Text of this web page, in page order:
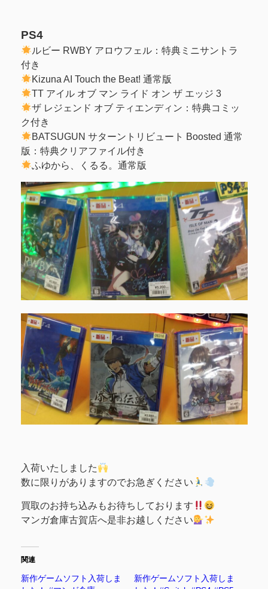
PS4
ルビー RWBY アロウフェル：特典ミニサントラ
付き
Kizuna AI Touch the Beat! 通常版
TT アイル オブ マン ライド オン ザ エッジ 3
ザ レジェンド オブ ティエンディン：特典コミッ
ク付き
BATSUGUN サターントリビュート Boosted 通常
版：特典クリアファイル付き
ふゆから、くるる。通常版
入荷いたしました
数に限りがありますのでお急ぎください
買取のお持ち込みもお待ちしております
マンガ倉庫古賀店へ是非お越しください
関連
新作ゲームソフト入荷しま
新作ゲームソフト入荷しま